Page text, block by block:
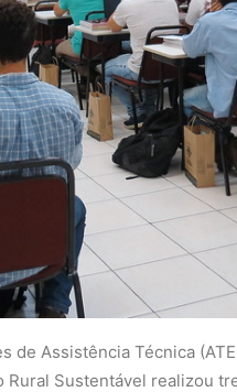
Assistência Técnica
Sustentável realizou